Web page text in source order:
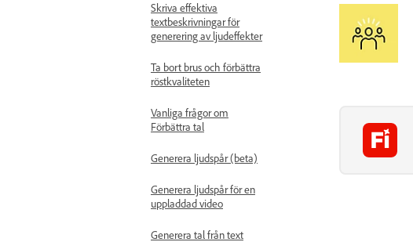
Skriva effektiva
textbeskrivningar för
generering av ljudeffekter
Ta bort brus och förbättra
röstkvaliteten
Vanliga frågor om
Förbättra tal
Generera ljudspår (beta)
Generera ljudspår för en
uppladdad video
Generera tal från text